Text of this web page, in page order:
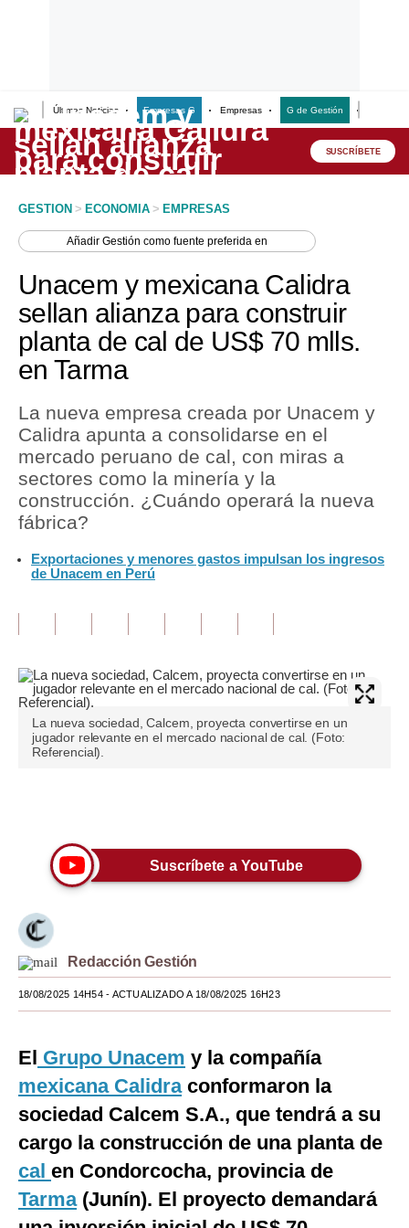
Últimas Noticias Empresas G Empresas G de Gestión
Lo último
Peru Quiosco
Economía
Mercados
Perú
Política
Tu Dinero
Finanzas Personales
Inmobiliarias
Plus G
Blogs
Tendencias
Moda
Estilos
Mundo
EEUU
México
Internacional
Tecnología
Club del Suscriptor
Mix
G de Gestión
SUSCRÍBETE
GESTION > ECONOMIA > EMPRESAS
AñadirGestión como fuente preferida en
Unacem y mexicana Calidra
sellan alianza para construir
planta de cal de US$ 70 mlls.
en Tarma
La nueva empresa creada por Unacem y
Calidra apunta a consolidarse en el
mercado peruano de cal, con miras a
sectores como la minería y la
construcción. ¿Cuándo operará la nueva
fábrica?
Exportaciones y menores gastos impulsan los ingresos
de Unacem en Perú
La nueva sociedad, Calcem, proyecta convertirse en un
jugador relevante en el mercado nacional de cal. (Foto:
Referencial).
Suscríbete a YouTube
Redacción Gestión
18/08/2025 14H54- ACTUALIZADO A 18/08/2025 16H23
El Grupo Unacem y la compañía
mexicana Calidra conformaron la
sociedad Calcem S.A., que tendrá a su
cargo la construcción de una planta de
cal en Condorcocha, provincia de
Tarma(Junín). El proyecto demandará